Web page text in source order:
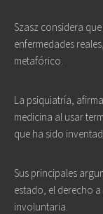
Szasz considera
enfermedades
metafórico.
La psiquiatría,
medicina al usar
que ha sido
Sus principales
estado, el derecho
involuntaria.